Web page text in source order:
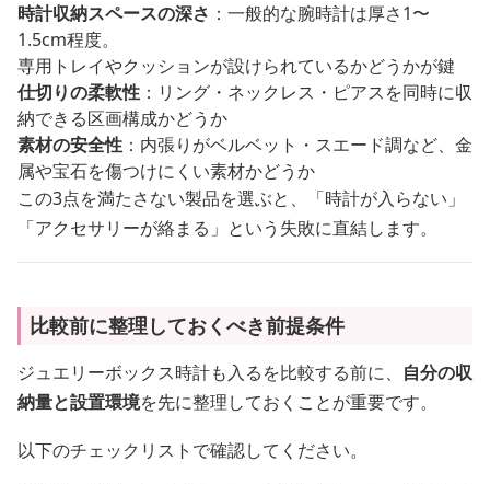
時計収納スペースの深さ ：一般的な腕時計は厚さ1〜
1.5cm程度。
専用トレイやクッションが設けられているかどうかが鍵
仕切りの柔軟性 ：リング・ネックレス・ピアスを同時に収
納できる区画構成かどうか
素材の安全性 ：内張りがベルベット・スエード調など、金
属や宝石を傷つけにくい素材かどうか
この3点を満たさない製品を選ぶと、「時計が入らない」
「アクセサリーが絡まる」という失敗に直結します。
比較前に整理しておくべき前提条件
ジュエリーボックス時計も入るを比較する前に、 自分の収
納量と設置環境を先に整理しておくことが重要です。
以下のチェックリストで確認してください。